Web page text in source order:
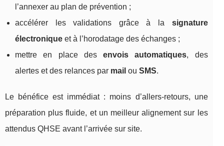
l’annexer au plan de prévention ;
accélérer les validations grâce à la signature
électronique et à l’horodatage des échanges ;
mettre en place desenvois automatiques, des
alertes et des relances par mail ou SMS.
Le bénéfice est immédiat : moins d’allers-retours, une
préparation plus fluide, et un meilleur alignement sur les
attendus QHSE avant l’arrivée sur site.